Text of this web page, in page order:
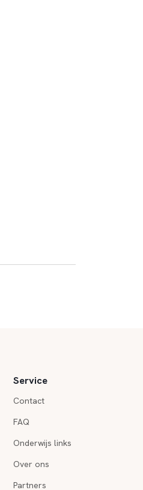
Service
Contact
FAQ
Onderwijs links
Over ons
Partners